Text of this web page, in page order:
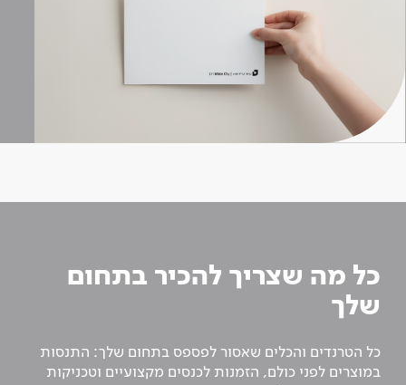
כל מה שצריך להכיר בתחום
שלך
כל הטרנדים והכלים שאסור לפספס בתחום שלך: התנסות
במוצרים לפני כולם, הזמנות לכנסים מקצועיים וטכניקות